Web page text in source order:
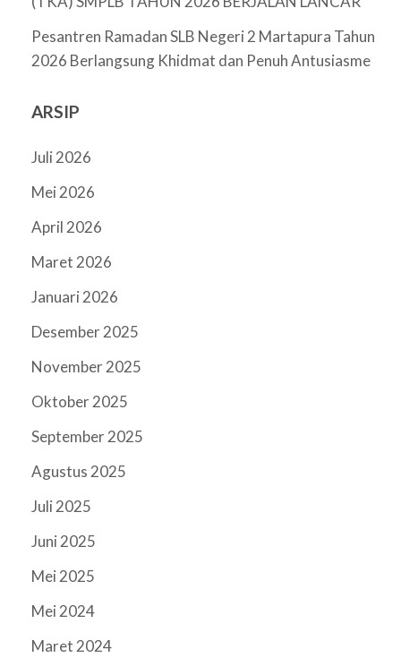
Pesantren Ramadan SLB Negeri 2 Martapura Tahun
2026 Berlangsung Khidmat dan Penuh Antusiasme
ARSIP
Juli 2026
Mei 2026
April 2026
Maret 2026
Januari 2026
Desember 2025
November 2025
Oktober 2025
September 2025
Agustus 2025
Juli 2025
Juni 2025
Mei 2025
Mei 2024
Maret 2024